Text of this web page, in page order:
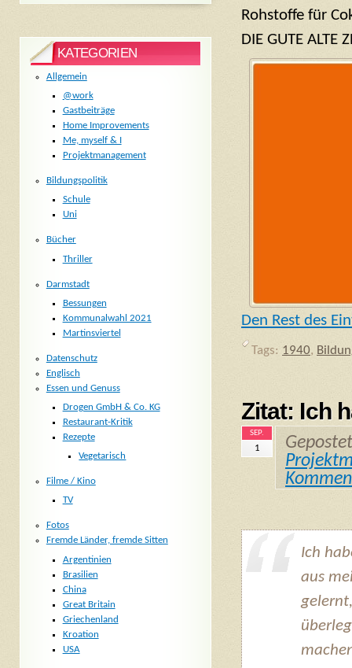
Rohstoffe für
DIE GUTE ALTE
Den Rest des
Tags: 1940,
Zitat: Ich
SEP.
1
Ich
aus
KATEGORIEN
Allgemein
@work
Gastbeiträge
Home Improvements
Me, myself & I
Projektmanagement
Bildungspolitik
Schule
Uni
Bücher
Thriller
Darmstadt
Bessungen
Kommunalwahl 2021
Martinsviertel
Datenschutz
Englisch
Essen und Genuss
Drogen GmbH & Co. KG
Restaurant-Kritik
Rezepte
Vegetarisch
Filme / Kino
TV
Fotos
Fremde Länder, fremde Sitten
Argentinien
Brasilien
China
Great Britain
Griechenland
Kroation
USA